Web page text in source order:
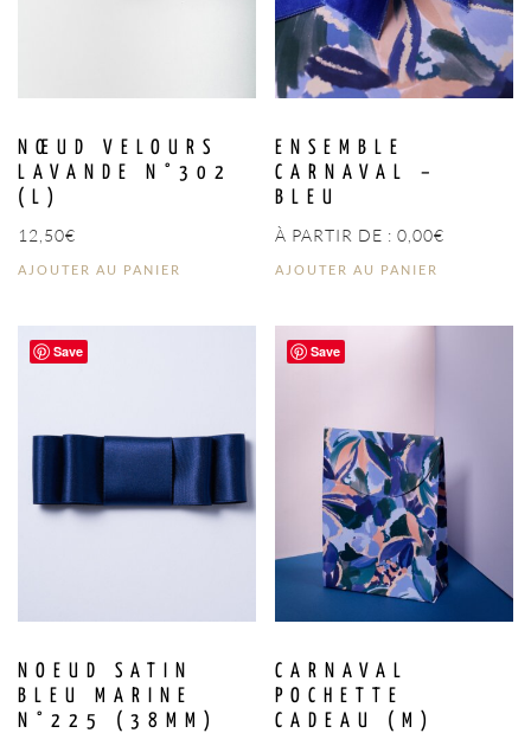
NŒUD VELOURS
LAVANDE N°302
(L)
12,50€
AJOUTER AU PANIER
ENSEMBLE
CARNAVAL –
BLEU
À PARTIR DE :0,00€
AJOUTER AU PANIER
Save
NOEUD SATIN
BLEU MARINE
N°225 (38MM)
Save
CARNAVAL
POCHETTE
CADEAU (M)